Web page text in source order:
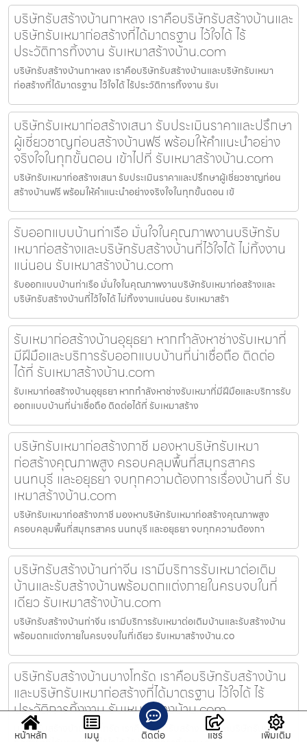
บริษัทรับสร้างบ้านกาหลง เราคือบริษัทรับสร้างบ้านและ
บริษัทรับเหมาก่อสร้างที่ได้มาตรฐาน ไว้ใจได้ ไร้
ประวัติการทิ้งงาน รับเหมาสร้างบ้าน.com
บริษัทรับสร้างบ้านกาหลง เราคือบริษัทรับสร้างบ้านและบริษัทรับเหมา
ก่อสร้างที่ได้มาตรฐาน ไว้ใจได้ ไร้ประวัติการทิ้งงาน รับเ
บริษัทรับเหมาก่อสร้างเสนา รับประเมินราคาและปรึกษา
ผู้เชี่ยวชาญก่อนสร้างบ้านฟรี พร้อมให้คำแนะนำอย่าง
จริงใจในทุกขั้นตอน เข้าไปที่ รับเหมาสร้างบ้าน.com
บริษัทรับเหมาก่อสร้างเสนา รับประเมินราคาและปรึกษาผู้เชี่ยวชาญก่อน
สร้างบ้านฟรี พร้อมให้คำแนะนำอย่างจริงใจในทุกขั้นตอน เข้
รับออกแบบบ้านท่าเรือ มั่นใจในคุณภาพงานบริษัทรับ
เหมาก่อสร้างและบริษัทรับสร้างบ้านที่ไว้ใจได้ ไม่ทิ้งงาน
แน่นอน รับเหมาสร้างบ้าน.com
รับออกแบบบ้านท่าเรือ มั่นใจในคุณภาพงานบริษัทรับเหมาก่อสร้างและ
บริษัทรับสร้างบ้านที่ไว้ใจได้ ไม่ทิ้งงานแน่นอน รับเหมาสร้า
รับเหมาก่อสร้างบ้านอุยุธยา หากกำลังหาช่างรับเหมาที่
มีฝีมือและบริการรับออกแบบบ้านที่น่าเชื่อถือ ติดต่อ
ได้ที่ รับเหมาสร้างบ้าน.com
รับเหมาก่อสร้างบ้านอุยุธยา หากกำลังหาช่างรับเหมาที่มีฝีมือและบริการรับ
ออกแบบบ้านที่น่าเชื่อถือ ติดต่อได้ที่ รับเหมาสร้าง
บริษัทรับเหมาก่อสร้างภาชี มองหาบริษัทรับเหมา
ก่อสร้างคุณภาพสูง ครอบคลุมพื้นที่สมุทรสาคร
นนทบุรี และอยุธยา จบทุกความต้องการเรื่องบ้านที่ รับ
เหมาสร้างบ้าน.com
บริษัทรับเหมาก่อสร้างภาชี มองหาบริษัทรับเหมาก่อสร้างคุณภาพสูง
ครอบคลุมพื้นที่สมุทรสาคร นนทบุรี และอยุธยา จบทุกความต้องกา
บริษัทรับสร้างบ้านท่าจีน เรามีบริการรับเหมาต่อเติม
บ้านและรับสร้างบ้านพร้อมตกแต่งภายในครบจบในที่
เดียว รับเหมาสร้างบ้าน.com
บริษัทรับสร้างบ้านท่าจีน เรามีบริการรับเหมาต่อเติมบ้านและรับสร้างบ้าน
พร้อมตกแต่งภายในครบจบในที่เดียว รับเหมาสร้างบ้าน.co
บริษัทรับสร้างบ้านบางโทรัด เราคือบริษัทรับสร้างบ้าน
และบริษัทรับเหมาก่อสร้างที่ได้มาตรฐาน ไว้ใจได้ ไร้
ประวัติการทิ้งงาน รับเหมาสร้างบ้าน.com
บริษัทรับสร้างบ้านบางโทรัด เราคือบริษัทรับสร้างบ้านและบริษัทรับเหมา
หน้าหลัก เมนู ติดต่อ แชร์ เพิ่มเติม